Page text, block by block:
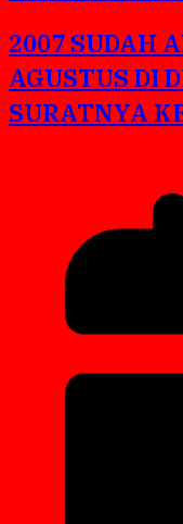
2007 SUDAH
AGUSTUS DI
SURATNYA